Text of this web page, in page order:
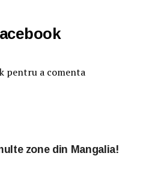
pentru a comenta
zone din Mangalia!